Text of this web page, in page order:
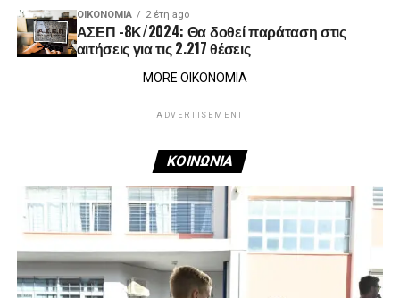
ΟΙΚΟΝΟΜΊΑ 2 έτη ago
ΑΣΕΠ -8Κ/2024: Θα δοθεί παράταση στις
αιτήσεις για τις 2.217 θέσεις
MORE ΟΙΚΟΝΟΜΙΑ
ADVERTISEMENT
ΚΟΙΝΩΝΙΑ